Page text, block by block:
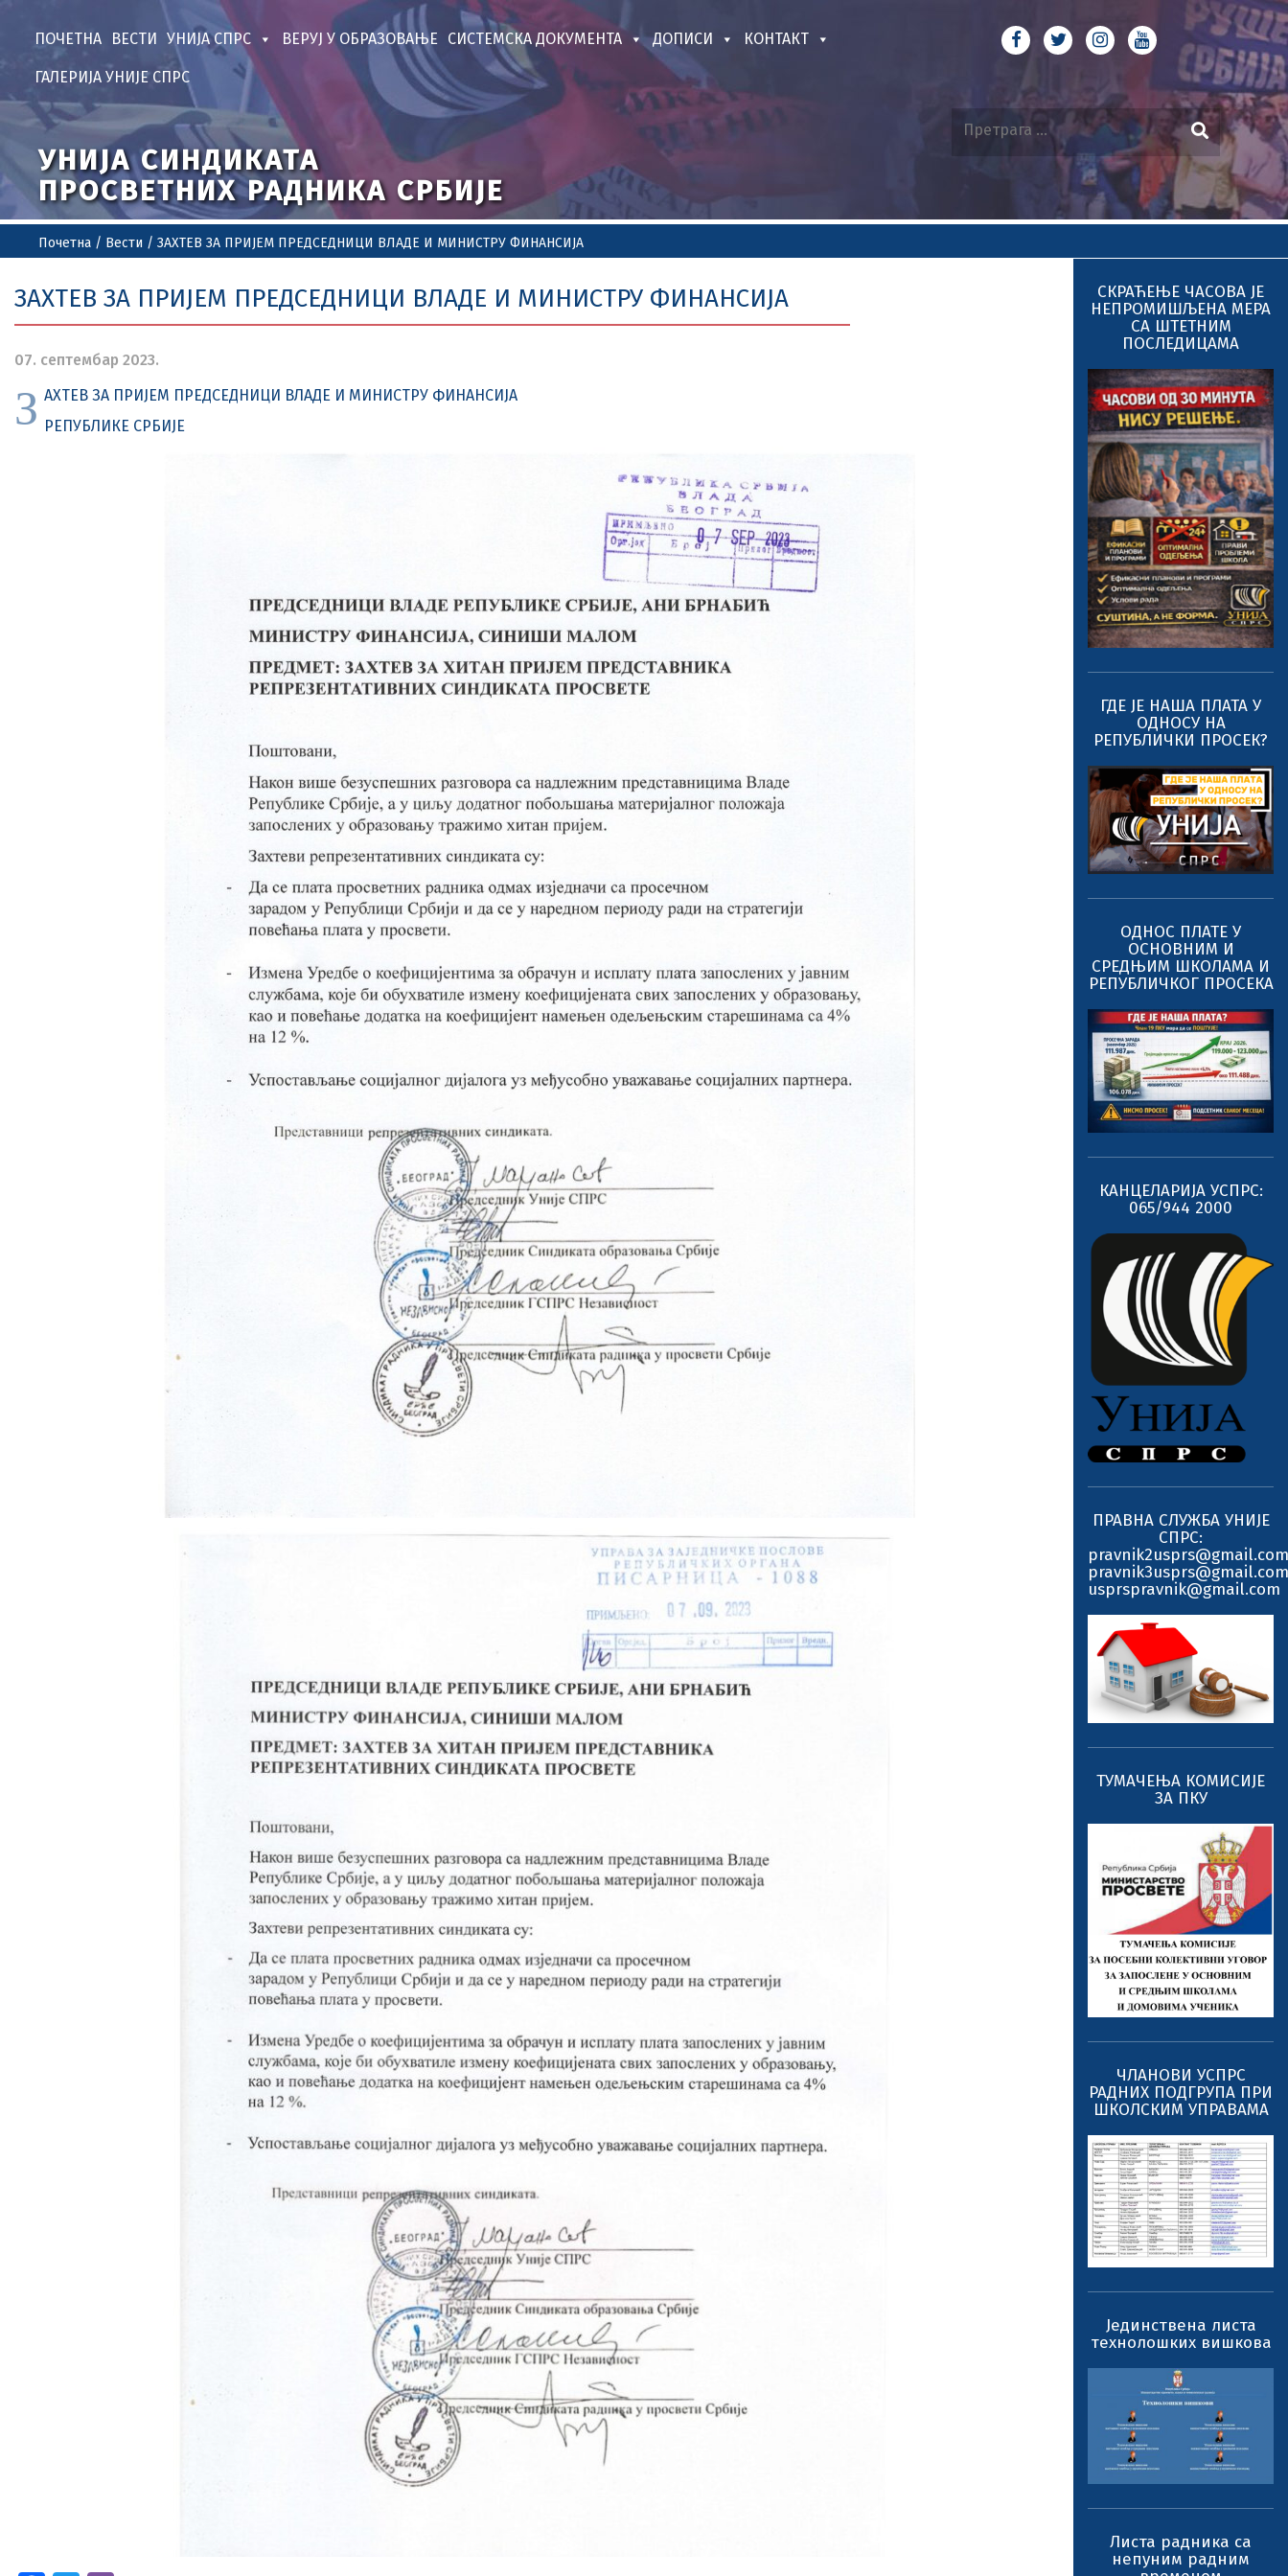
ПОЧЕТНА ВЕСТИ УНИЈА СПРС ВЕРУЈ У ОБРАЗОВАЊЕ СИСТЕМСКА ДОКУМЕНТА ДОПИСИ КОНТАКТ
ГАЛЕРИЈА УНИЈЕ СПРС
УНИЈА СИНДИКАТА
ПРОСВЕТНИХ РАДНИКА СРБИЈЕ
Почетна / Вести / ЗАХТЕВ ЗА ПРИЈЕМ ПРЕДСЕДНИЦИ ВЛАДЕ И МИНИСТРУ ФИНАНСИЈА
ЗАХТЕВ ЗА ПРИЈЕМ ПРЕДСЕДНИЦИ ВЛАДЕ И МИНИСТРУ ФИНАНСИЈА
07. септембар 2023.
З АХТЕВ ЗА ПРИЈЕМ ПРЕДСЕДНИЦИ ВЛАДЕ И МИНИСТРУ ФИНАНСИЈА
РЕПУБЛИКЕ СРБИЈЕ
СКРАЋЕЊЕ ЧАСОВА ЈЕ
НЕПРОМИШЉЕНА МЕРА
СА ШТЕТНИМ
ПОСЛЕДИЦАМА
ГДЕ ЈЕ НАША ПЛАТА У
ОДНОСУ НА
РЕПУБЛИЧКИ ПРОСЕК?
ОДНОС ПЛАТЕ У
ОСНОВНИМ И
СРЕДЊИМ ШКОЛАМА И
РЕПУБЛИЧКОГ ПРОСЕКА
КАНЦЕЛАРИЈА УСПРС:
065/944 2000
ПРАВНА СЛУЖБА УНИЈЕ
СПРС:
pravnik2usprs@gmail.com
pravnik3usprs@gmail.com
usprspravnik@gmail.com
ТУМАЧЕЊА КОМИСИЈЕ
ЗА ПКУ
ЧЛАНОВИ УСПРС
РАДНИХ ПОДГРУПА ПРИ
ШКОЛСКИМ УПРАВАМА
Јединствена листа
технолошких вишкова
Листа радника са
непуним радним